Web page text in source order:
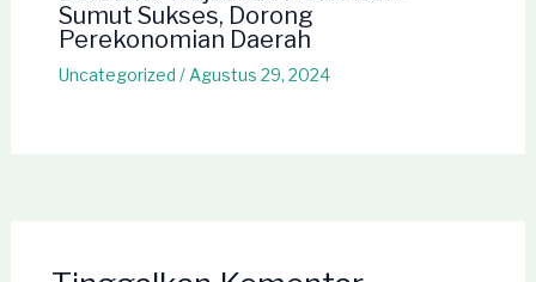
Sumut Sukses, Dorong
Perekonomian Daerah
Uncategorized / Agustus 29, 2024